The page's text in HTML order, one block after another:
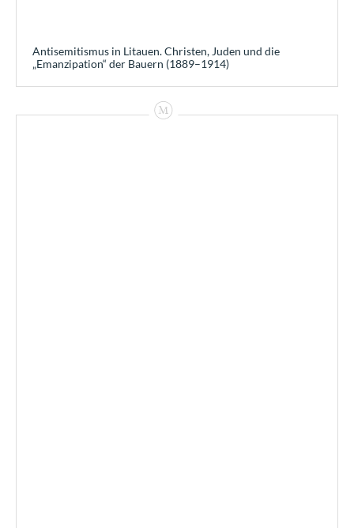
Antisemitismus in Litauen. Christen, Juden und die
„Emanzipation“ der Bauern (1889–1914)